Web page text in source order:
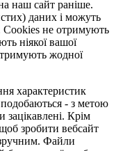
наш сайт раніше.
даних і можуть
Сookies не отримують
ніякої вашої
жодної
характеристик
- з метою
зацікавлені. Крім
зробити вебсайт
Файли